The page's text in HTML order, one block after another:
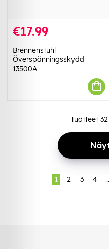
€17.99
Brennenstuhl
Överspänningsskydd
13500A
tuotteet 32
1 2 3 4 ..